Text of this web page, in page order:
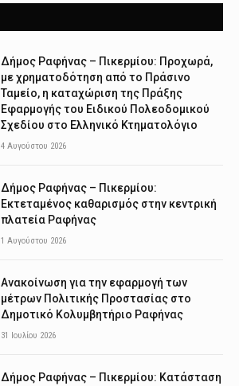
Δήμος Ραφήνας – Πικερμίου: Προχωρά,
με χρηματοδότηση από το Πράσινο
Ταμείο, η καταχώριση της Πράξης
Εφαρμογής του Ειδικού Πολεοδομικού
Σχεδίου στο Ελληνικό Κτηματολόγιο
4 Αυγούστου 2026
Δήμος Ραφήνας – Πικερμίου:
Εκτεταμένος καθαρισμός στην κεντρική
πλατεία Ραφήνας
1 Αυγούστου 2026
Ανακοίνωση για την εφαρμογή των
μέτρων Πολιτικής Προστασίας στο
Δημοτικό Κολυμβητήριο Ραφήνας
31 Ιουλίου 2026
Δήμος Ραφήνας – Πικερμίου: Κατάσταση